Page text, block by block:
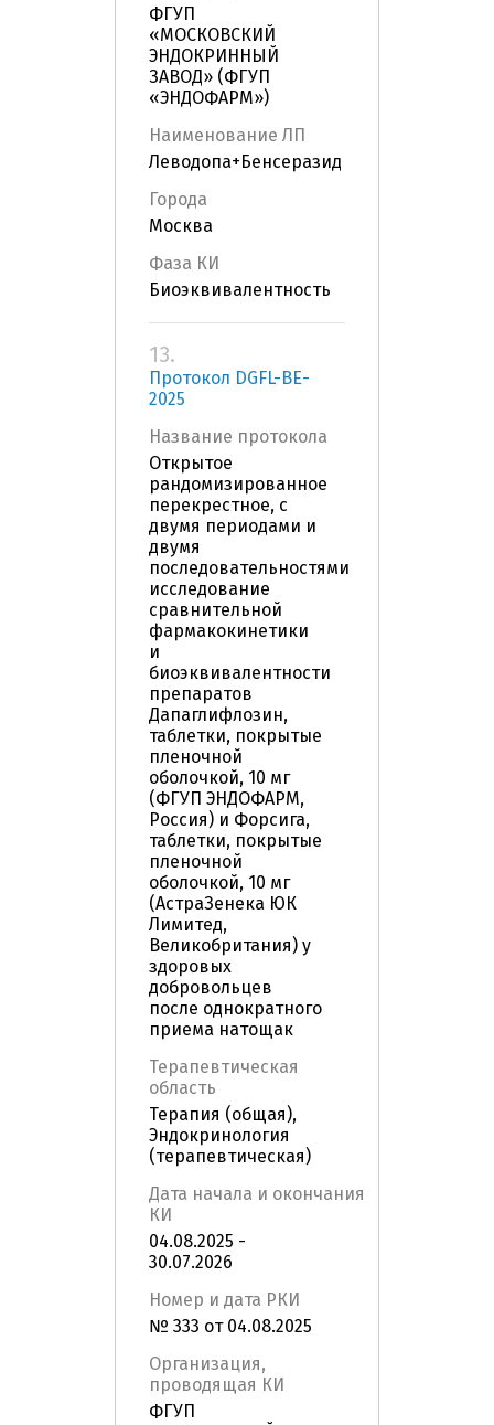
ФГУП
«МОСКОВСКИЙ
ЭНДОКРИННЫЙ
ЗАВОД» (ФГУП
«ЭНДОФАРМ»)
Наименование ЛП
Леводопа+Бенсеразид
Города
Москва
Фаза КИ
Биоэквивалентность
13.
Протокол DGFL-BE-
2025
Название протокола
Открытое
рандомизированное
перекрестное, с
двумя периодами и
двумя
последовательностями
исследование
сравнительной
фармакокинетики
и
биоэквивалентности
препаратов
Дапаглифлозин,
таблетки, покрытые
пленочной
оболочкой, 10 мг
(ФГУП ЭНДОФАРМ,
Россия) и Форсига,
таблетки, покрытые
пленочной
оболочкой, 10 мг
(АстраЗенека ЮК
Лимитед,
Великобритания) у
здоровых
добровольцев
после однократного
приема натощак
Терапевтическая
область
Терапия (общая),
Эндокринология
(терапевтическая)
Дата начала и окончания
КИ
04.08.2025 -
30.07.2026
Номер и дата РКИ
№ 333 от 04.08.2025
Организация,
проводящая КИ
ФГУП